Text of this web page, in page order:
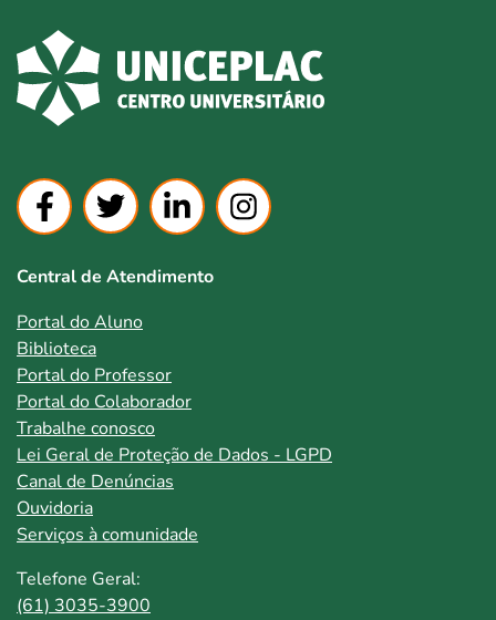
Central de Atendimento
Portal do Aluno
Biblioteca
Portal do Professor
Portal do Colaborador
Trabalhe conosco
Lei Geral de Proteção de Dados - LGPD
Canal de Denúncias
Ouvidoria
Serviços à comunidade
Telefone Geral:
(61) 3035-3900